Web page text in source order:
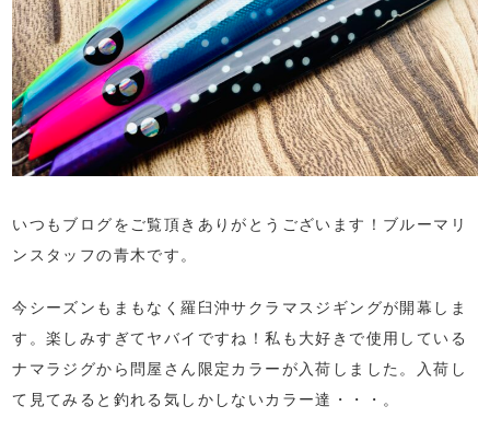
いつもブログをご覧頂きありがとうございます！ブルーマリ
ンスタッフの青木です。
今シーズンもまもなく羅臼沖サクラマスジギングが開幕しま
す。楽しみすぎてヤバイですね！私も大好きで使用している
ナマラジグから問屋さん限定カラーが入荷しました。入荷し
て見てみると釣れる気しかしないカラー達・・・。